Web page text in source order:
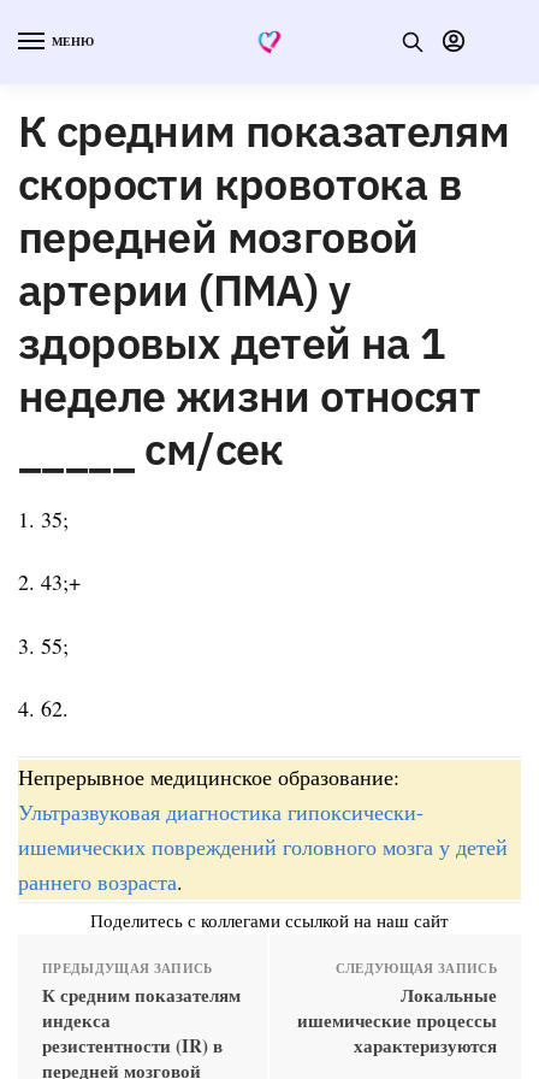
МЕНЮ
К средним показателям
скорости кровотока в
передней мозговой
артерии (ПМА) у
здоровых детей на 1
неделе жизни относят
_____ см/сек
1. 35;
2. 43;+
3. 55;
4. 62.
Непрерывное медицинское образование:
Ультразвуковая диагностика гипоксически-
ишемических повреждений головного мозга у детей
раннего возраста.
Поделитесь с коллегами ссылкой на наш сайт
ПРЕДЫДУЩАЯ ЗАПИСЬ
К средним показателям
индекса
резистентности (IR) в
передней мозговой
СЛЕДУЮЩАЯ ЗАПИСЬ
Локальные
ишемические процессы
характеризуются